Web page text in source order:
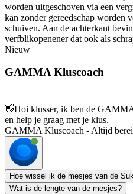
worden uitgeschoven via een
kan zonder gereedschap worden
schuiven. Aan de achterkant
verfblikopenener dat ook als
Nieuw
GAMMA Kluscoach
👋Hoi klusser, ik ben de
en help je graag met je klus.
GAMMA Kluscoach - Altijd
Hoe wissel ik de mesjes van de
Wat is de lengte van de mesjes?